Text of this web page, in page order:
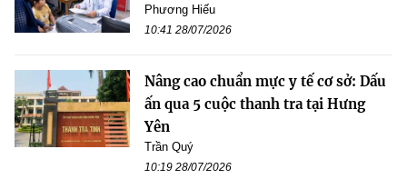
Phương Hiếu
10:41 28/07/2026
Nâng cao chuẩn mực y tế cơ sở: Dấu
ấn qua 5 cuộc thanh tra tại Hưng
Yên
Trần Quý
10:19 28/07/2026